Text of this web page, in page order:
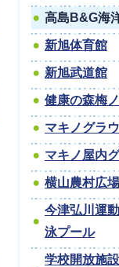
高島B&G海
新旭体育館
新旭武道館
健康の森梅
マキノグラ
マキノ屋内
横山農村広場
今津弘川運
泳プール
学校開放施